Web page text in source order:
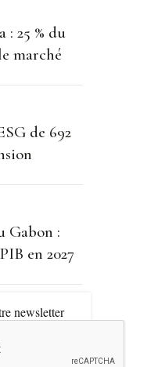
25 % du
marché
de 692
Gabon :
en 2027
newsletter